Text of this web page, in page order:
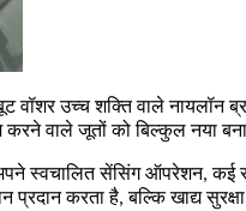
बूट वॉशर उच्च शक्ति वाले
वाले जूतों को बिल्कुल नया
अपने स्वचालित सेंसिंग ऑपरेशन,
करता है, बल्कि खाद्य